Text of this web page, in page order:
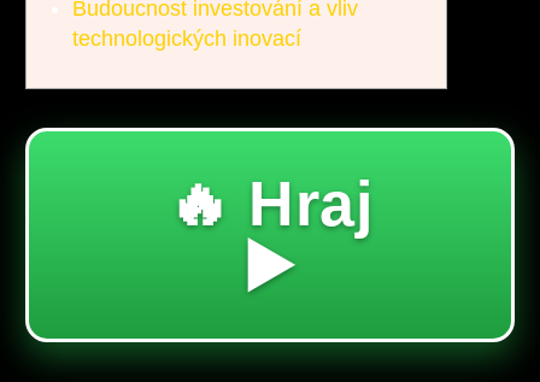
Budoucnost investování a vliv
technologických inovací
🔥 Hraj
▶️